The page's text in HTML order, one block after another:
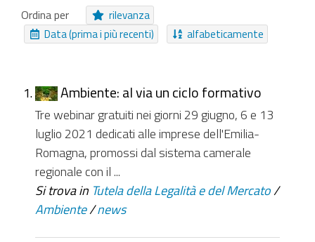
Cartella Approfondimento
Collegamento
Procedure
Evento
Area Tematica
Collezione Inviabile
Riferimenti
Struttura Collezione
NUOVI ELEMENTI DA
Da ieri
Nell'ultima settimana
Nell'ultimo mese
Ordina per
rilevanza
Data (prima i più recenti)
alfabeticamente
Ambiente: al via un ciclo formativo
Tre webinar gratuiti nei giorni 29 giugno, 6 e 13
luglio 2021 dedicati alle imprese dell'Emilia-
Romagna, promossi dal sistema camerale
regionale con il ...
Si trova in Tutela della Legalità e del Mercato /
Ambiente /news